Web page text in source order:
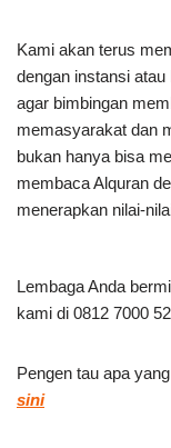
Kami akan terus
dengan instansi
agar bimbingan
memasyarakat dan
bukan hanya bisa
membaca Alquran
menerapkan nilai-
Lembaga Anda
kami di 0812 7000
Pengen tau apa
sini